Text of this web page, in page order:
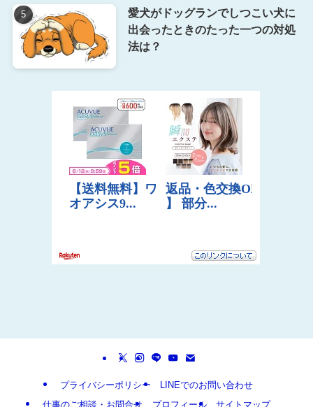
愛犬がドッグランでしつこい犬に
出会ったときのたった一つの対処
法は？
プライバシーポリシー
LINEでのお問い合わせ
仕事のご相談・お問合せ
プロフィール サイトマップ